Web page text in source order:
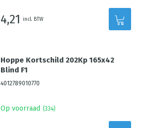
4,21 incl. BTW
Hoppe Kortschild 202Kp 165x42
Blind F1
4012789010770
Op voorraad (334)